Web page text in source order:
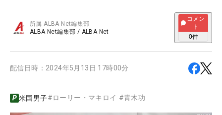
所属ALBA Net編集部
ALBA Net編集部 / ALBA Net
コメン
ト
0件
配信日時： 2024年5月13日 17時00分
米国男子#ローリー・マキロイ #青木功